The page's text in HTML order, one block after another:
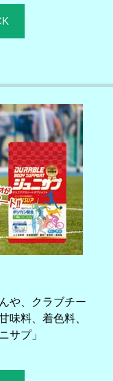
や、クラブチー
味料、着色料、
サプ」